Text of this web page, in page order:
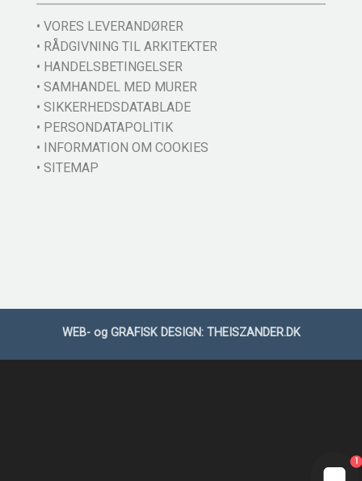
• VORES LEVERANDØRER
• RÅDGIVNING TIL ARKITEKTER
• HANDELSBETINGELSER
• SAMHANDEL MED MURER
• SIKKERHEDSDATABLADE
• PERSONDATAPOLITIK
• INFORMATION OM COOKIES
• SITEMAP
WEB- og GRAFISK DESIGN: THEISZANDER.DK
1